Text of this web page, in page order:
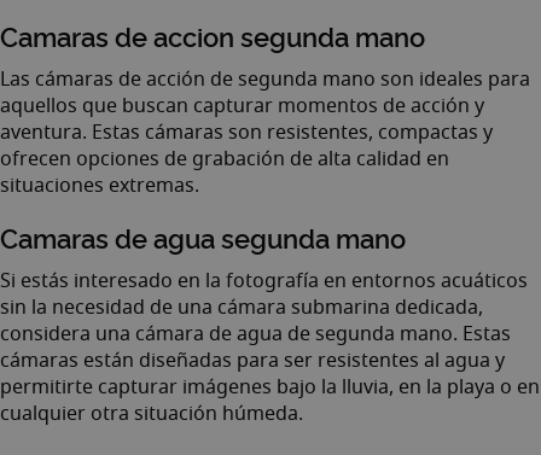
Camaras de accion segunda mano
Las cámaras de acción de segunda mano son ideales para
aquellos que buscan capturar momentos de acción y
aventura. Estas cámaras son resistentes, compactas y
ofrecen opciones de grabación de alta calidad en
situaciones extremas.
Camaras de agua segunda mano
Si estás interesado en la fotografía en entornos acuáticos
sin la necesidad de una cámara submarina dedicada,
considera una cámara de agua de segunda mano. Estas
cámaras están diseñadas para ser resistentes al agua y
permitirte capturar imágenes bajo la lluvia, en la playa o en
cualquier otra situación húmeda.